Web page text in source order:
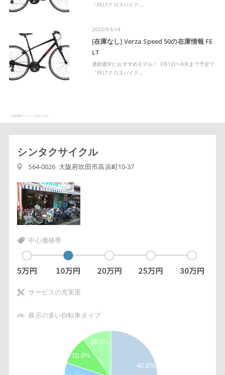
「FELTクロスバイク...
2023/03/14
[在庫なし] Verza Speed 50の在庫情報 FE
LT
通勤通学におすすめモデル！ 3月1日〜8月まで予定で
「FELTクロスバイク...
この記事のショップはこちら
シンタクサイクル
564-0026 大阪府吹田市高浜町10-37
中心価格帯
サービスの充実度
展示の多い自転車タイプ
10.0%
10.0%
40.0%